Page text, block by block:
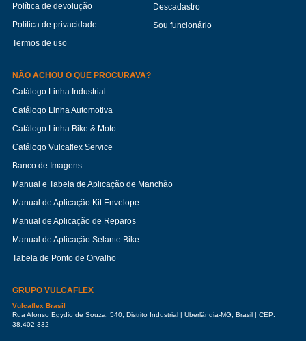
Política de devolução
Política de privacidade
Termos de uso
Descadastro
Sou funcionário
NÃO ACHOU O QUE PROCURAVA?
Catálogo Linha Industrial
Catálogo Linha Automotiva
Catálogo Linha Bike & Moto
Catálogo Vulcaflex Service
Banco de Imagens
Manual e Tabela de Aplicação de Manchão
Manual de Aplicação Kit Envelope
Manual de Aplicação de Reparos
Manual de Aplicação Selante Bike
Tabela de Ponto de Orvalho
GRUPO VULCAFLEX
Vulcaflex Brasil
Rua Afonso Egydio de Souza, 540, Distrito Industrial | Uberlândia-MG, Brasil | CEP:
38.402-332